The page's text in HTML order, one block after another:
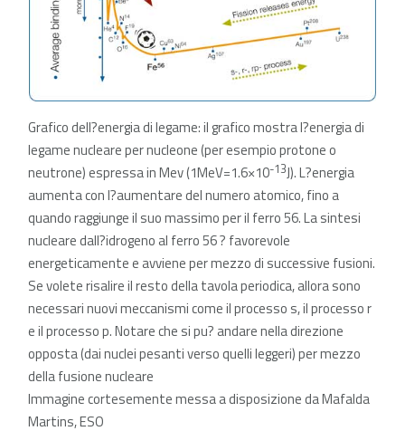
Grafico dell?energia di legame: il grafico mostra l?energia di
legame nucleare per nucleone (per esempio protone o
neutrone) espressa in Mev (1MeV=1.6×10-13J). L?energia
aumenta con l?aumentare del numero atomico, fino a
quando raggiunge il suo massimo per il ferro 56. La sintesi
nucleare dall?idrogeno al ferro 56 ? favorevole
energeticamente e avviene per mezzo di successive fusioni.
Se volete risalire il resto della tavola periodica, allora sono
necessari nuovi meccanismi come il processo s, il processo r
e il processo p. Notare che si pu? andare nella direzione
opposta (dai nuclei pesanti verso quelli leggeri) per mezzo
della fusione nucleare
Immagine cortesemente messa a disposizione da Mafalda
Martins, ESO